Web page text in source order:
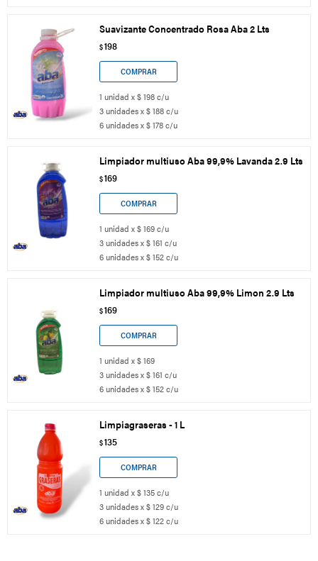
Suavizante Concentrado Rosa Aba 2 Lts
$198
1 unidad x $ 198 c/u
3 unidades x $ 188 c/u
6 unidades x $ 178 c/u
Limpiador multiuso Aba 99,9% Lavanda 2.9 Lts
$169
1 unidad x $ 169 c/u
3 unidades x $ 161 c/u
6 unidades x $ 152 c/u
Limpiador multiuso Aba 99,9% Limon 2.9 Lts
$169
1 unidad x $ 169
3 unidades x $ 161 c/u
6 unidades x $ 152 c/u
Limpiagraseras - 1 L
$135
1 unidad x $ 135 c/u
3 unidades x $ 129 c/u
6 unidades x $ 122 c/u